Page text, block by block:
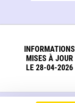
INFORMATIONS
MISES À JOUR
LE 28-04-2026